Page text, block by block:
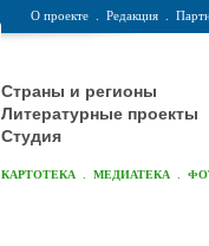
О проекте Редакция
Страны и регионы
Литературные проекты
Студия
КАРТОТЕКА МЕДИАТЕКА